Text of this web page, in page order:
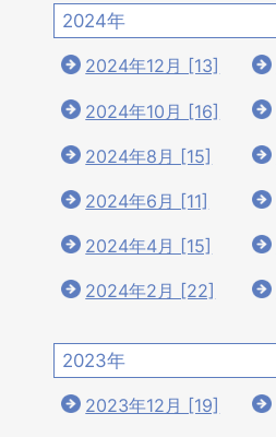
2024年
2024年12月 [13]
2024年10月 [16]
2024年8月 [15]
2024年6月 [11]
2024年4月 [15]
2024年2月 [22]
2023年
2023年12月 [19]